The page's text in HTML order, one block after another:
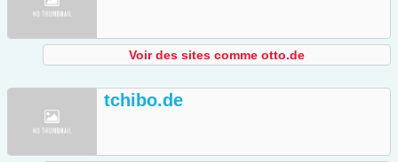
Voir des sites comme otto.de
tchibo.de